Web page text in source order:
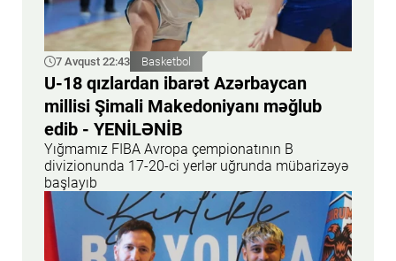
7 Avqust 22:43 Basketbol
U-18 qızlardan ibarət Azərbaycan
millisi Şimali Makedoniyanı məğlub
edib - YENİLƏNİB
Yığmamız FIBA Avropa çempionatının B
divizionunda 17-20-ci yerlər uğrunda mübarizəyə
başlayıb